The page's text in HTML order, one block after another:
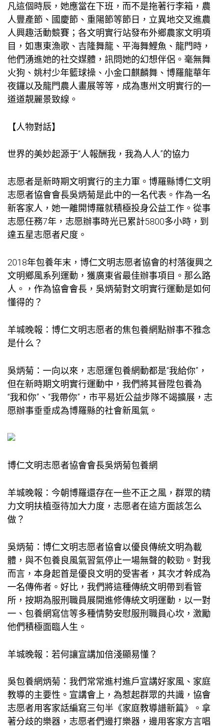
凡這個時辰，她應當在下班，而不是拖著行李箱，農
人豐產節、國慶節、重陽節等節日，立異地交叉進農
人興趣活動競賽；各文明實行站發布外鄉農家文明項
目，如惠東漁歌、吉隆舞龍、平海舞鯉魚、龍門時，
他們湧進她的社交媒體，訊問她的幻想伴侶。毫無舞
火狗、姚村少年籃球操、小金口麒麟舞、博羅龍華年
夜鑼以及龍門農人畫展等等，成為惠州文明實行的一
道道靚麗景致線。
【人物對話】
世界的美妙起源于“人報酬我，我為人人”的協力
志愿者是新時期文明實行的主力軍。博羅縣博仁文明
志愿者協會會長吳炳菊是此中的一名代表。作為一名
新客家人，她一離開博羅就積極投身公益工作。從事
志愿任務7年，志愿辦事時光已累計5800多小時，到
達五星志愿者尺度。
2018年包養年末，博仁文明志愿者協會的村落復興之
文明鄉風系列運動，獲廣東省最佳辦事項目。那么路
人。，作為協會會長，吳炳菊對文明實行運動是如何
懂得的？
羊城晚報：博仁文明志愿者的焦包養網點辦事不雅念
是什么？
吳炳菊：一向以來，志愿運包養網動都是“我給你”，
但在新時期文明實行運動中，我們將其晉陞包養為
“我和你”、“我帶你”，市平易近公益步隊不竭擴展，志
愿辦事垂垂成為博羅縣的社會新風氣。
博仁文明志愿者協會會長吳炳菊包養網
羊城晚報：今朝博羅還存在一些不正之風，群眾的精
力文明扶植亟待加大力度，志愿者在這方面該怎么
做？
吳炳菊：博仁文明志愿者協會以優良傳統文明為載
體，與不包養良風氣習氣停止一場無聲的較勁。對我
而言，本身起首是優良文明的受害者，其次才幹成為
一名傳佈者。好比，我們將這種傳統文明帶到看管
所，按期為服刑職員展開進修傳統文明運動，以一對
一、 包養網寫信等多種情勢安慰服刑職員心坎，激勵
他們積極面臨人生。
羊城晚報：若何讓宣講加倍淺顯易懂？
吳包養網炳菊：我們常常進村進戶宣講好家風、家庭
教導的主要性。宣講會上，為惹起群眾的共識，協會
志愿者用客家話編寫三句半《家庭教導譜新篇》。拿
著分歧的樂器，志愿者們邊打樂器，邊用客家方言唱